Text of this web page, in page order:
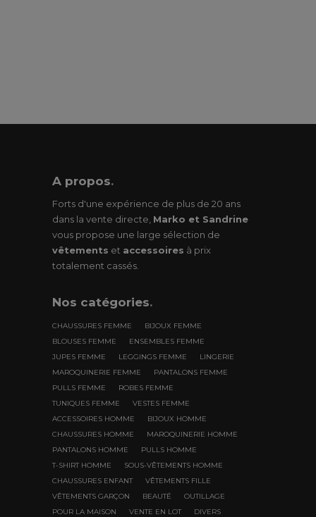
A propos.
Forts d'une expérience de plus de 20 ans
dans la vente directe, Marko et Sandrine
vous propose une large sélection de
vêtements et accessoires à prix
totalement cassés.
Nos catégories.
CHAUSSURES FEMME
BIJOUX FEMME
BLOUSES FEMME
ENSEMBLES FEMME
JUPES FEMME
LEGGINGS FEMME
LINGERIE
MAROQUINERIE FEMME
PANTALONS FEMME
PULLS FEMME
ROBES FEMME
TUNIQUES FEMME
VESTES FEMME
ACCESSOIRES HOMME
BIJOUX HOMME
CHAUSSURES HOMME
MAROQUINERIE HOMME
PANTALONS HOMME
PULLS HOMME
T-SHIRT HOMME
SOUS-VÊTEMENTS HOMME
CHAUSSURES ENFANT
VÊTEMENTS FILLE
VÊTEMENTS GARÇON
BEAUTÉ
OUTILLAGE
POUR LA MAISON
VENTE EN LOT
DIVERS